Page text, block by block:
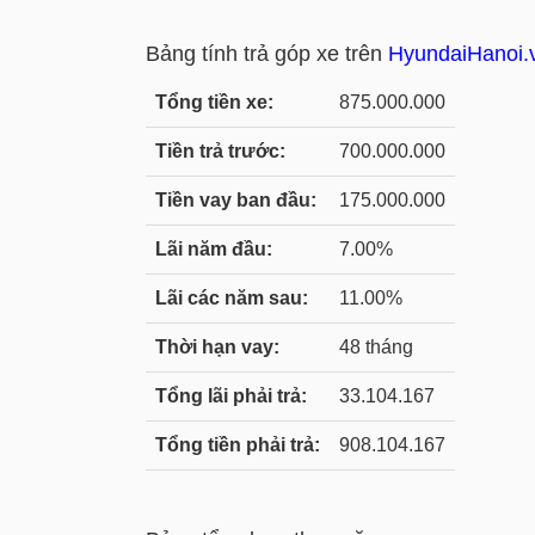
Bảng tính trả góp xe trên
Tổng tiền xe: 875.000.000
Tiền trả trước: 700.000.000
Tiền vay ban đầu: 175.000.000
Lãi năm đầu: 7.00%
Lãi các năm sau: 11.00%
Thời hạn vay: 48 tháng
Tổng lãi phải trả: 33.104.167
Tổng tiền phải trả: 908.104.167